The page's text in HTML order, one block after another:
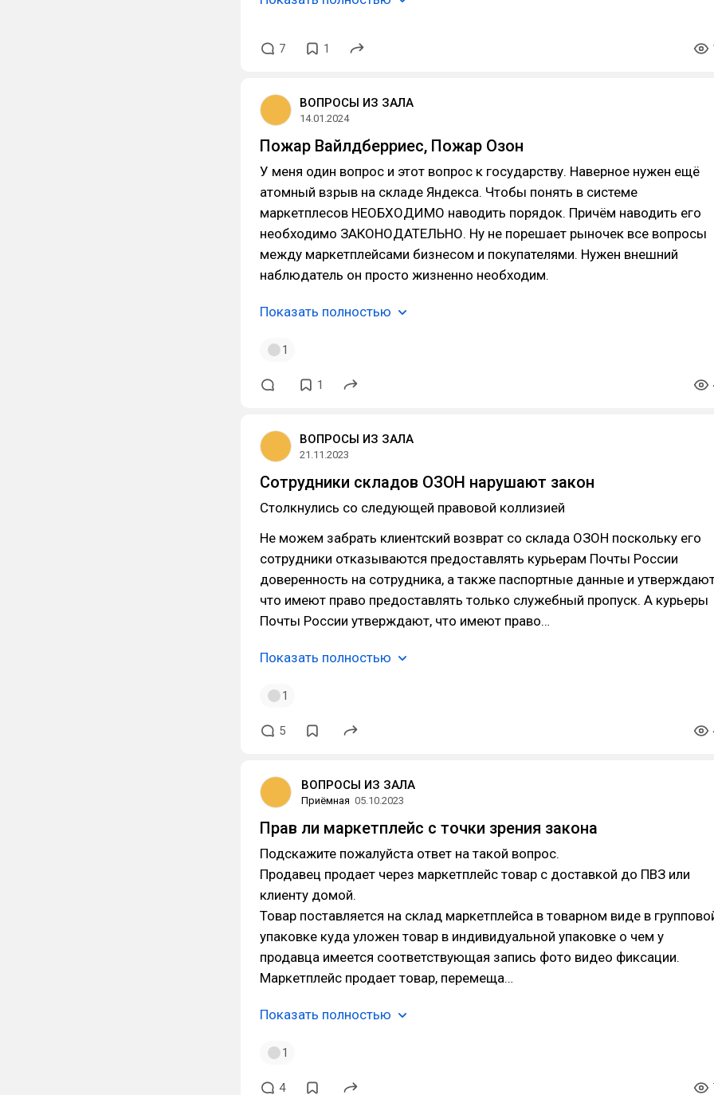
7 1
ВОПРОСЫ ИЗ ЗАЛА
14.01.2024
Пожар Вайлдберриес, Пожар Озон
У меня один вопрос и этот вопрос к государству. Наверное нужен ещё
атомный взрыв на складе Яндекса. Чтобы понять в системе
маркетплесов НЕОБХОДИМО наводить порядок. Причём наводить его
необходимо ЗАКОНОДАТЕЛЬНО. Ну не порешает рыночек все вопросы
между маркетплейсами бизнесом и покупателями. Нужен внешний
наблюдатель он просто жизненно необходим.
Показать полностью
1
1
ВОПРОСЫ ИЗ ЗАЛА
21.11.2023
Сотрудники складов ОЗОН нарушают закон
Столкнулись со следующей правовой коллизией
Не можем забрать клиентский возврат со склада ОЗОН поскольку его
сотрудники отказываются предоставлять курьерам Почты России
доверенность на сотрудника, а также паспортные данные и
что имеют право предоставлять только служебный пропуск. А курьеры
Почты России утверждают, что имеют право…
Показать полностью
1
5
ВОПРОСЫ ИЗ ЗАЛА
Приёмная 05.10.2023
Прав ли маркетплейс с точки зрения закона
Подскажите пожалуйста ответ на такой вопрос.
Продавец продает через маркетплейс товар с доставкой до ПВЗ или
клиенту домой.
Товар поставляется на склад маркетплейса в товарном виде в
упаковке куда уложен товар в индивидуальной упаковке о чем у
продавца имеется соответствующая запись фото видео фиксации.
Маркетплейс продает товар, перемеща…
Показать полностью
1
4